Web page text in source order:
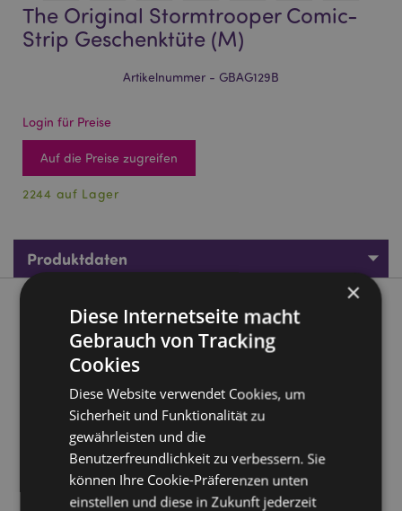
The Original Stormtrooper Comic-
Strip Geschenktüte (M)
Artikelnummer - GBAG129B
Login für Preise
Auf die Preise zugreifen
2244 auf Lager
Produktdaten
Produktbeschreibung
The Original Stormtrooper Comic-Strip Geschenktüte (M)
Material:
Geschenktüte aus Karton mit
Geschenkanhänger aus Karton an Kordelgriffen
Lizenz-Informationen: Dieses Produkt ist voll lizenziert
und kann weltweit verkauft werden, außer in den
USA. Wenn Sie für eine Lieferung in die USA bestellen,
versuchen Sie bitte nicht, dieses Produkt zu kaufen, da
das Produkt sonst aus Ihrer Bestellung entfernt wird.
×
Diese Internetseite macht
Gebrauch von Tracking
Cookies
Diese Website verwendet Cookies, um
Sicherheit und Funktionalität zu
gewährleisten und die
Benutzerfreundlichkeit zu verbessern. Sie
können Ihre Cookie-Präferenzen unten
einstellen und diese in Zukunft jederzeit